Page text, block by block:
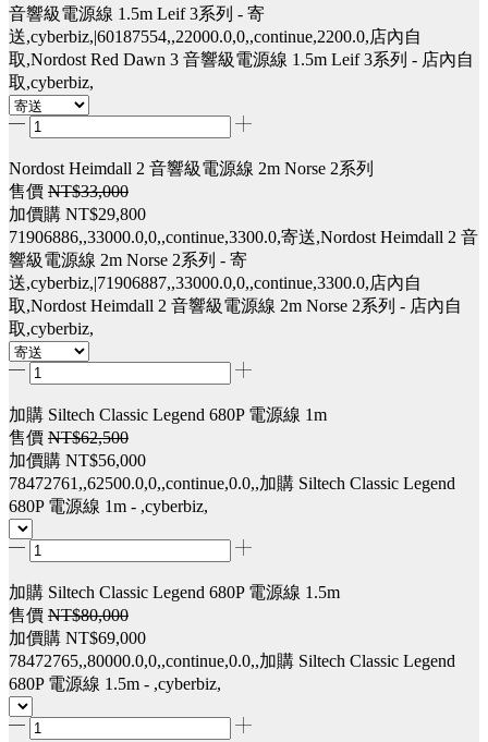
音響級電源線 1.5m Leif 3系列 - 寄
送,cyberbiz,|60187554,,22000.0,0,,continue,2200.0,店內自
取,Nordost Red Dawn 3 音響級電源線 1.5m Leif 3系列 - 店內自
取,cyberbiz,
Nordost Heimdall 2 音響級電源線 2m Norse 2系列
售價 NT$33,000
加價購 NT$29,800
71906886,,33000.0,0,,continue,3300.0,寄送,Nordost Heimdall 2 音
響級電源線 2m Norse 2系列 - 寄
送,cyberbiz,|71906887,,33000.0,0,,continue,3300.0,店內自
取,Nordost Heimdall 2 音響級電源線 2m Norse 2系列 - 店內自
取,cyberbiz,
加購 Siltech Classic Legend 680P 電源線 1m
售價 NT$62,500
加價購 NT$56,000
78472761,,62500.0,0,,continue,0.0,,加購 Siltech Classic Legend
680P 電源線 1m - ,cyberbiz,
加購 Siltech Classic Legend 680P 電源線 1.5m
售價 NT$80,000
加價購 NT$69,000
78472765,,80000.0,0,,continue,0.0,,加購 Siltech Classic Legend
680P 電源線 1.5m - ,cyberbiz,